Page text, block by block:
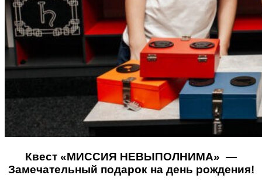
Квест «МИССИЯ НЕВЫПОЛНИМА» —
Замечательный подарок на день рождения!